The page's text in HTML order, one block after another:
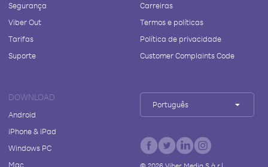
Segurança
Viber Out
Tarifas
Suporte
Carreiras
Termos e políticas
Política de privacidade
Customer Complaints Code
DOWNLOAD
Android
iPhone & iPad
Windows PC
Mac
Português